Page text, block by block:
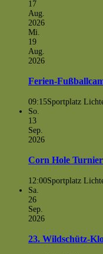
17
Aug.
2026
Mi.
19
Aug.
2026
Ferien-
09:15Sportplatz
So.
13
Sep.
2026
Corn Hole
12:00Sportplatz
Sa.
26
Sep.
2026
23. Wildschütz-